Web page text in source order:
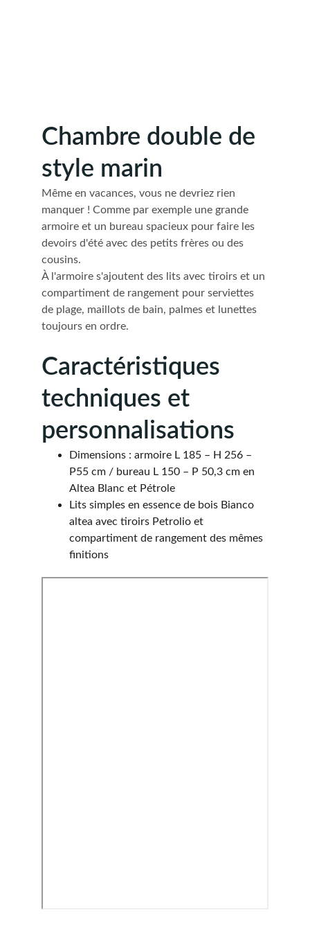
Chambre double de
style marin
Même en vacances, vous ne devriez rien
manquer ! Comme par exemple une grande
armoire et un bureau spacieux pour faire les
devoirs d'été avec des petits frères ou des
cousins.
À l'armoire s'ajoutent des lits avec tiroirs et un
compartiment de rangement pour serviettes
de plage, maillots de bain, palmes et lunettes
toujours en ordre.
Caractéristiques
techniques et
personnalisations
Dimensions : armoire L 185 – H 256 –
P55 cm / bureau L 150 – P 50,3 cm en
Altea Blanc et Pétrole
Lits simples en essence de bois Bianco
altea avec tiroirs Petrolio et
compartiment de rangement des mêmes
finitions